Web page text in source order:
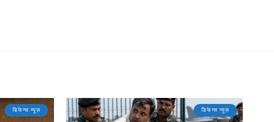
डिफेन्स न्यूज़ डिफेन्स न्यूज़